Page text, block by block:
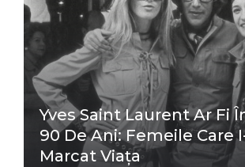
Yves Saint Laurent Ar Fi
90 De Ani: Femeile Care
Marcat Viața